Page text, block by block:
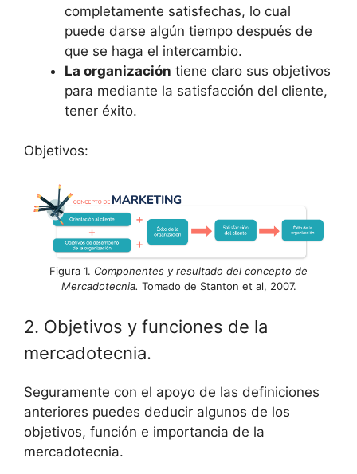
completamente satisfechas, lo cual
puede darse algún tiempo después de
que se haga el intercambio.
La organización tiene claro sus objetivos
para mediante la satisfacción del cliente,
tener éxito.
Objetivos:
Figura 1. Componentes y resultado del concepto de
Mercadotecnia. Tomado de Stanton et al, 2007.
2. Objetivos y funciones de la
mercadotecnia.
Seguramente con el apoyo de las definiciones
anteriores puedes deducir algunos de los
objetivos, función e importancia de la
mercadotecnia.